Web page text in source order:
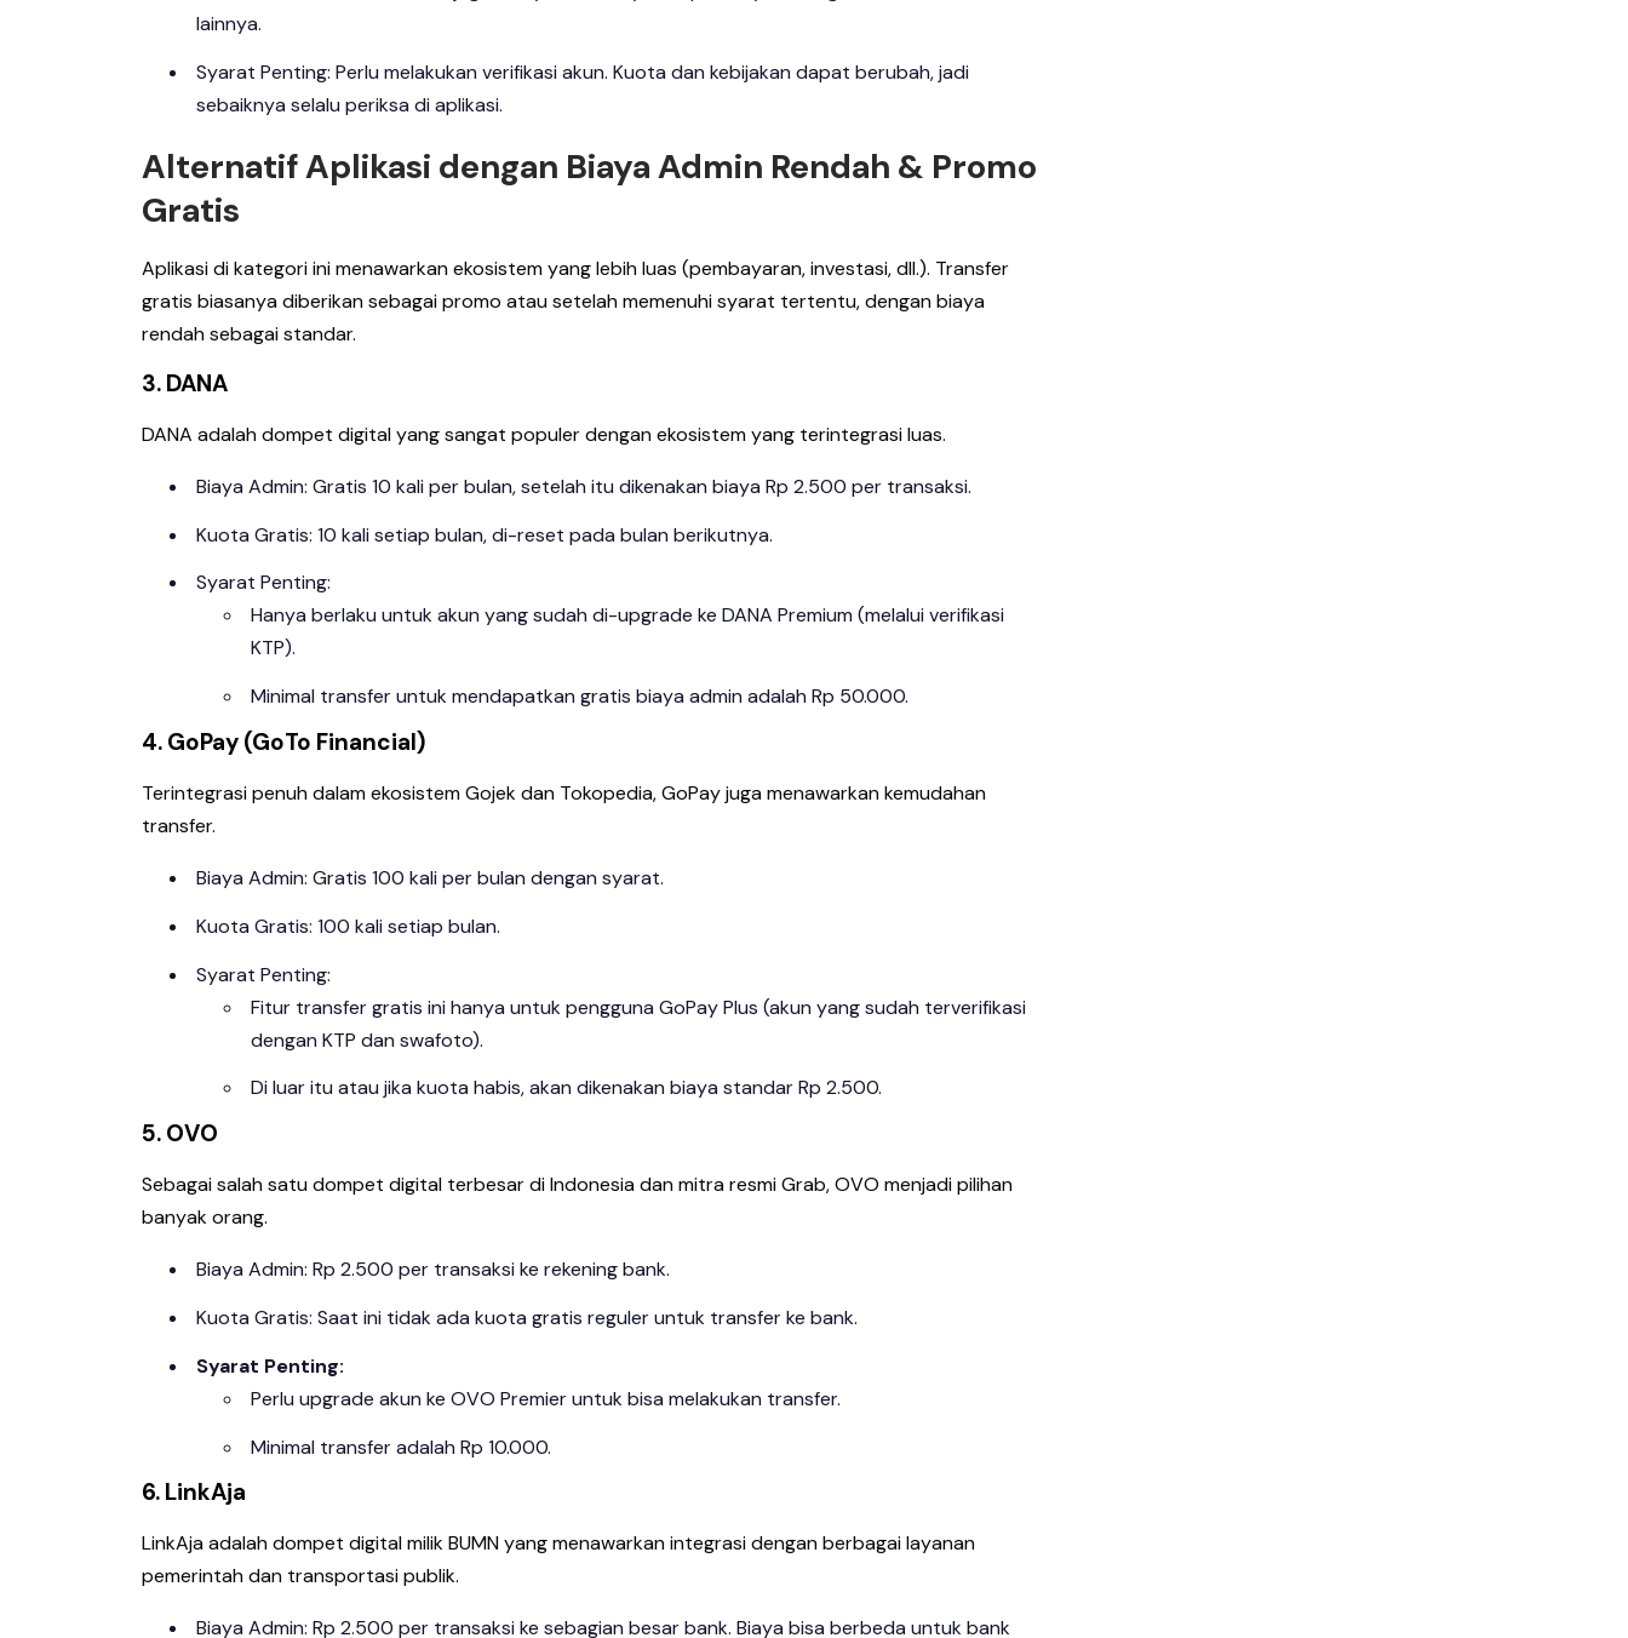
lainnya.
Syarat Penting: Perlu melakukan verifikasi akun. Kuota dan kebijakan dapat berubah, jadi
sebaiknya selalu periksa di aplikasi.
Alternatif Aplikasi dengan Biaya Admin Rendah & Promo
Gratis
Aplikasi di kategori ini menawarkan ekosistem yang lebih luas (pembayaran, investasi, dll.). Transfer
gratis biasanya diberikan sebagai promo atau setelah memenuhi syarat tertentu, dengan biaya
rendah sebagai standar.
3. DANA
DANA adalah dompet digital yang sangat populer dengan ekosistem yang terintegrasi luas.
Biaya Admin: Gratis 10 kali per bulan, setelah itu dikenakan biaya Rp 2.500 per transaksi.
Kuota Gratis: 10 kali setiap bulan, di-reset pada bulan berikutnya.
Syarat Penting:
Hanya berlaku untuk akun yang sudah di-upgrade ke DANA Premium (melalui verifikasi
KTP).
Minimal transfer untuk mendapatkan gratis biaya admin adalah Rp 50.000.
4. GoPay (GoTo Financial)
Terintegrasi penuh dalam ekosistem Gojek dan Tokopedia, GoPay juga menawarkan kemudahan
transfer.
Biaya Admin: Gratis 100 kali per bulan dengan syarat.
Kuota Gratis: 100 kali setiap bulan.
Syarat Penting:
Fitur transfer gratis ini hanya untuk pengguna GoPay Plus (akun yang sudah terverifikasi
dengan KTP dan swafoto).
Di luar itu atau jika kuota habis, akan dikenakan biaya standar Rp 2.500.
5. OVO
Sebagai salah satu dompet digital terbesar di Indonesia dan mitra resmi Grab, OVO menjadi pilihan
banyak orang.
Biaya Admin: Rp 2.500 per transaksi ke rekening bank.
Kuota Gratis: Saat ini tidak ada kuota gratis reguler untuk transfer ke bank.
Syarat Penting:
Perlu upgrade akun ke OVO Premier untuk bisa melakukan transfer.
Minimal transfer adalah Rp 10.000.
6. LinkAja
LinkAja adalah dompet digital milik BUMN yang menawarkan integrasi dengan berbagai layanan
pemerintah dan transportasi publik.
Biaya Admin: Rp 2.500 per transaksi ke sebagian besar bank. Biaya bisa berbeda untuk bank